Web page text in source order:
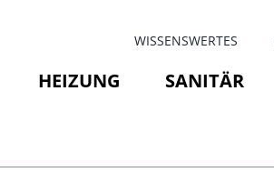
WISSENSWERTES
HEIZUNG SANITÄR